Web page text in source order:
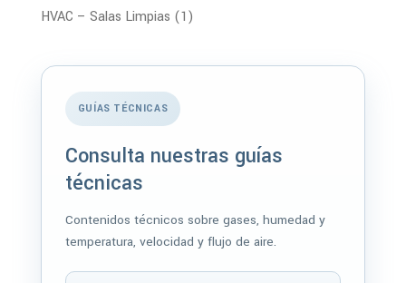
HVAC – Salas Limpias (1)
GUÍAS TÉCNICAS
Consulta nuestras guías
técnicas
Contenidos técnicos sobre gases, humedad y
temperatura, velocidad y flujo de aire.